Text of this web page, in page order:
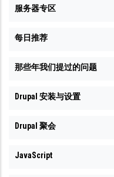
章，
好
服务器专区
每日推荐
那些年我们提过的问题
Drupal 安装与设置
Drupal 聚会
JavaScript